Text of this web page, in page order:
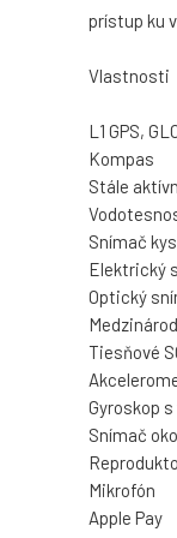
prístup ku
Vlastnosti
L1 GPS,
Kompas
Stále
Snímač
Elektrický
Optický
Tiesňové
Gyroskop
Snímač
Mikrofón
Apple Pay